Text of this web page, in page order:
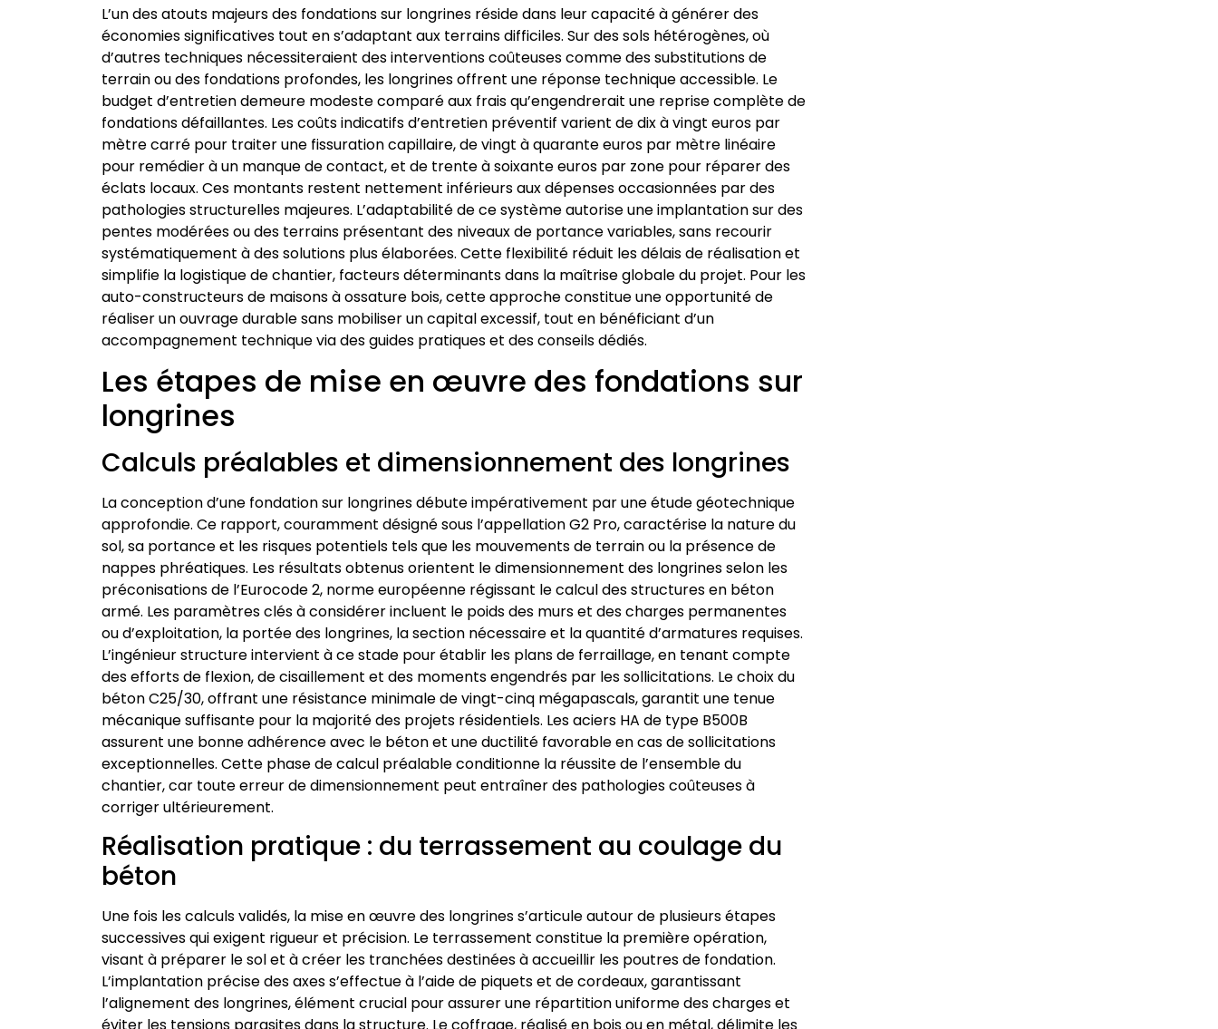
L’un des atouts majeurs des fondations sur longrines réside dans leur capacité à générer des
économies significatives tout en s’adaptant aux terrains difficiles. Sur des sols hétérogènes, où
d’autres techniques nécessiteraient des interventions coûteuses comme des substitutions de
terrain ou des fondations profondes, les longrines offrent une réponse technique accessible. Le
budget d’entretien demeure modeste comparé aux frais qu’engendrerait une reprise complète de
fondations défaillantes. Les coûts indicatifs d’entretien préventif varient de dix à vingt euros par
mètre carré pour traiter une fissuration capillaire, de vingt à quarante euros par mètre linéaire
pour remédier à un manque de contact, et de trente à soixante euros par zone pour réparer des
éclats locaux. Ces montants restent nettement inférieurs aux dépenses occasionnées par des
pathologies structurelles majeures. L’adaptabilité de ce système autorise une implantation sur des
pentes modérées ou des terrains présentant des niveaux de portance variables, sans recourir
systématiquement à des solutions plus élaborées. Cette flexibilité réduit les délais de réalisation et
simplifie la logistique de chantier, facteurs déterminants dans la maîtrise globale du projet. Pour les
auto-constructeurs de maisons à ossature bois, cette approche constitue une opportunité de
réaliser un ouvrage durable sans mobiliser un capital excessif, tout en bénéficiant d’un
accompagnement technique via des guides pratiques et des conseils dédiés.
Les étapes de mise en œuvre des fondations sur
longrines
Calculs préalables et dimensionnement des longrines
La conception d’une fondation sur longrines débute impérativement par une étude géotechnique
approfondie. Ce rapport, couramment désigné sous l’appellation G2 Pro, caractérise la nature du
sol, sa portance et les risques potentiels tels que les mouvements de terrain ou la présence de
nappes phréatiques. Les résultats obtenus orientent le dimensionnement des longrines selon les
préconisations de l’Eurocode 2, norme européenne régissant le calcul des structures en béton
armé. Les paramètres clés à considérer incluent le poids des murs et des charges permanentes
ou d’exploitation, la portée des longrines, la section nécessaire et la quantité d’armatures requises.
L’ingénieur structure intervient à ce stade pour établir les plans de ferraillage, en tenant compte
des efforts de flexion, de cisaillement et des moments engendrés par les sollicitations. Le choix du
béton C25/30, offrant une résistance minimale de vingt-cinq mégapascals, garantit une tenue
mécanique suffisante pour la majorité des projets résidentiels. Les aciers HA de type B500B
assurent une bonne adhérence avec le béton et une ductilité favorable en cas de sollicitations
exceptionnelles. Cette phase de calcul préalable conditionne la réussite de l’ensemble du
chantier, car toute erreur de dimensionnement peut entraîner des pathologies coûteuses à
corriger ultérieurement.
Réalisation pratique : du terrassement au coulage du
béton
Une fois les calculs validés, la mise en œuvre des longrines s’articule autour de plusieurs étapes
successives qui exigent rigueur et précision. Le terrassement constitue la première opération,
visant à préparer le sol et à créer les tranchées destinées à accueillir les poutres de fondation.
L’implantation précise des axes s’effectue à l’aide de piquets et de cordeaux, garantissant
l’alignement des longrines, élément crucial pour assurer une répartition uniforme des charges et